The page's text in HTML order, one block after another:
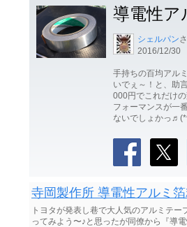
導電性ア
シェルパン
2016/12/30
手持ちの百均アル
いでぇ～！と、助
000円でこれだけ
フォーマンスが一
ないでしょかっ
寺岡製作所 導電性アルミ
トヨタが発表し巷で大人気のアルミテ
ってみよう〜♪と思ったが同僚から『導